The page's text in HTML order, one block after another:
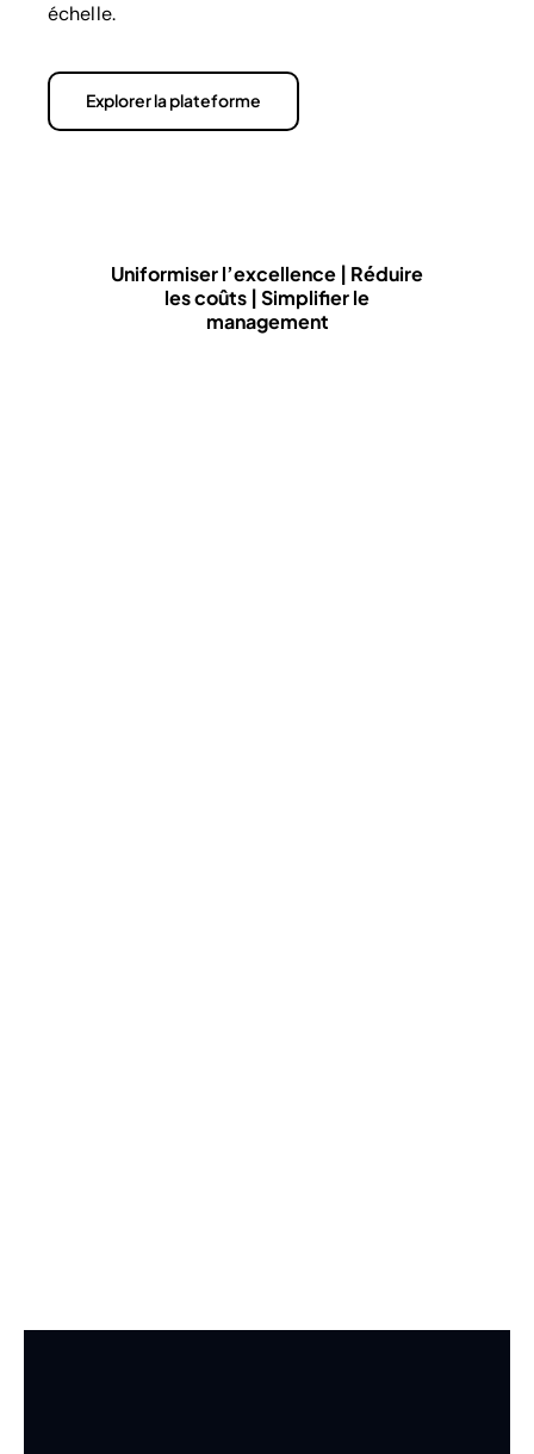
échelle.
Explorer la plateforme
Uniformiser l’excellence | Réduire
les coûts | Simplifier le
management